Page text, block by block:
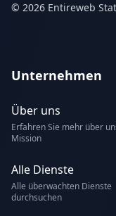
© 2026 Entireweb
Unternehmen
Über uns
Erfahren Sie mehr über
Mission
Alle Dienste
Alle überwachten Dienste
durchsuchen